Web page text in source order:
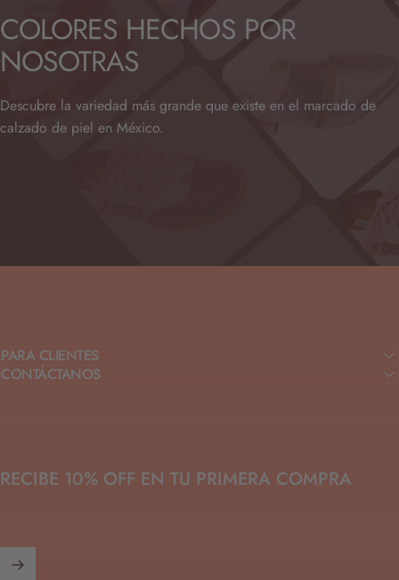
COLORES HECHOS POR
NOSOTRAS
Descubre la variedad más grande que existe en el marcado de
calzado de piel en México.
PARA CLIENTES
CONTÁCTANOS
RECIBE 10% OFF EN TU PRIMERA COMPRA